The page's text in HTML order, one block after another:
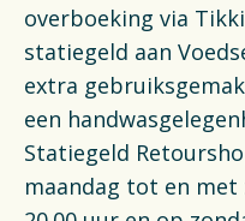
overboeking via
statiegeld aan
extra
een
Statiegeld
maandag tot en met